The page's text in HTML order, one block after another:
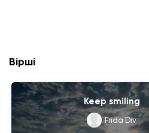
Вірші
Keep smiling
Frida Div